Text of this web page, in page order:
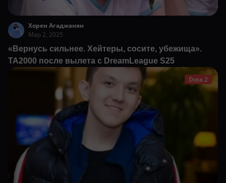
Хорен Агаджанян
Мар 2, 2025
«Вернусь сильнее. Хейтеры, сосите, убежища».
TA2000 после вылета с DreamLeague S25
Dota 2